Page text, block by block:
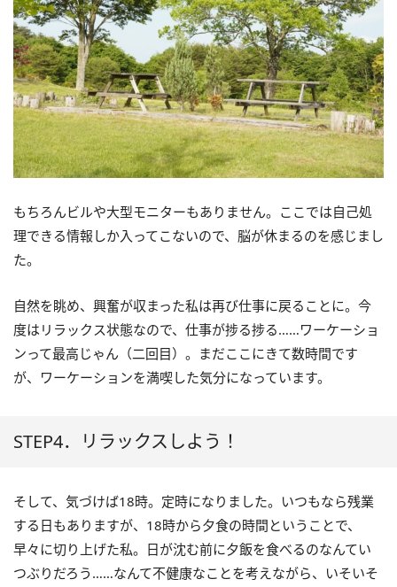
もちろんビルや大型モニターもありません。ここでは自己処
理できる情報しか入ってこないので、脳が休まるのを感じまし
た。
自然を眺め、興奮が収まった私は再び仕事に戻ることに。今
度はリラックス状態なので、仕事が捗る捗る……ワーケーショ
ンって最高じゃん（二回目）。まだここにきて数時間です
が、ワーケーションを満喫した気分になっています。
STEP4．リラックスしよう！
そして、気づけば18時。定時になりました。いつもなら残業
する日もありますが、 18時から夕食の時間ということで、
早々に切り上げた私。日が沈む前に夕飯を食べるのなんてい
つぶりだろう……なんて不健康なことを考えながら、いそいそ